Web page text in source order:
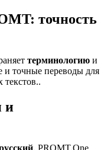
точность
терминологию и
и точные переводы для
текстов..
и
, PROMT.One